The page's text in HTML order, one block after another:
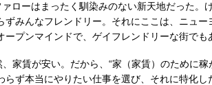
ァローはまったく馴染みのない新天地だった。
みんなフレンドリー。それにここは、ニュ
プンマインドで、ゲイフレンドリーな街でも
家賃が安い。だから、“家（家賃）のために
ず本当にやりたい仕事を選び、それに特化